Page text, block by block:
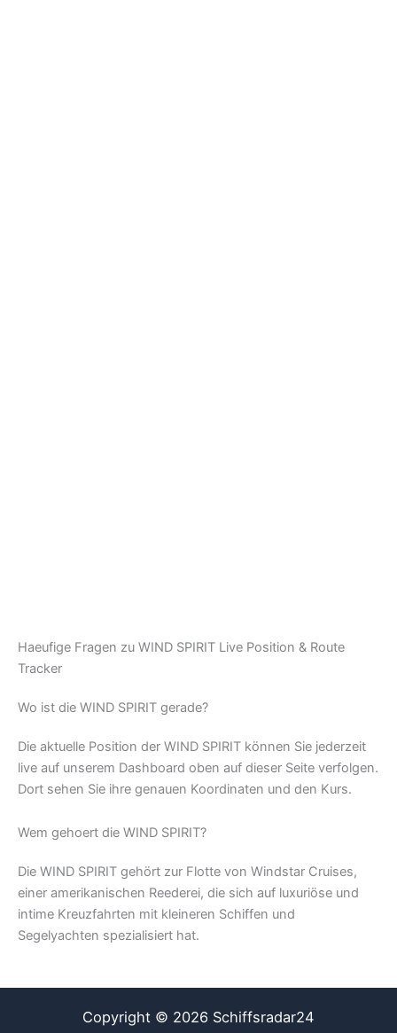
Haeufige Fragen zu WIND SPIRIT Live Position & Route
Tracker
Wo ist die WIND SPIRIT gerade?
Die aktuelle Position der WIND SPIRIT können Sie jederzeit
live auf unserem Dashboard oben auf dieser Seite verfolgen.
Dort sehen Sie ihre genauen Koordinaten und den Kurs.
Wem gehoert die WIND SPIRIT?
Die WIND SPIRIT gehört zur Flotte von Windstar Cruises,
einer amerikanischen Reederei, die sich auf luxuriöse und
intime Kreuzfahrten mit kleineren Schiffen und
Segelyachten spezialisiert hat.
Copyright © 2026 Schiffsradar24